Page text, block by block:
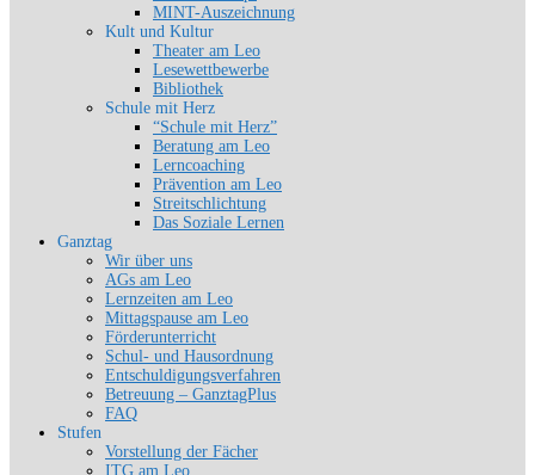
MINT-Auszeichnung
Kult und Kultur
Theater am Leo
Lesewettbewerbe
Bibliothek
Schule mit Herz
“Schule mit Herz”
Beratung am Leo
Lerncoaching
Prävention am Leo
Streitschlichtung
Das Soziale Lernen
Ganztag
Wir über uns
AGs am Leo
Lernzeiten am Leo
Mittagspause am Leo
Förderunterricht
Schul- und Hausordnung
Entschuldigungsverfahren
Betreuung – GanztagPlus
FAQ
Stufen
Vorstellung der Fächer
ITG am Leo